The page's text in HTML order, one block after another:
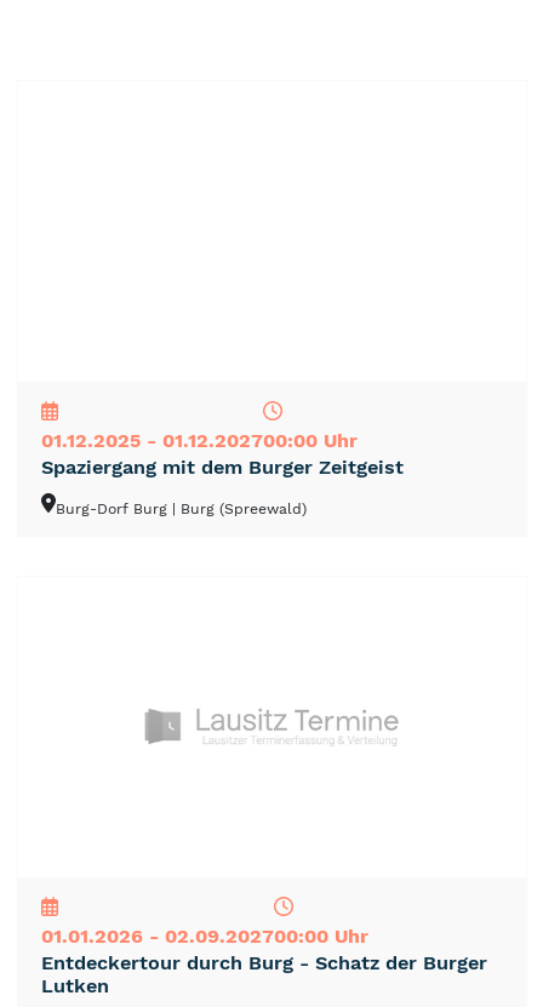
01.12.2025 - 01.12.202700:00 Uhr
Spaziergang mit dem Burger Zeitgeist
Burg-Dorf Burg | Burg (Spreewald)
01.01.2026 - 02.09.202700:00 Uhr
Entdeckertour durch Burg - Schatz der Burger
Lutken